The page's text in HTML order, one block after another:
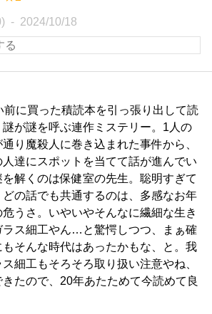
2024/10/18
前に買った積読本を引っ張り出して読
謎が謎を呼ぶ連作ミステリー。1人の
り魔殺人に巻き込まれた事件から、
人達にスポットを当てて話が進んでい
を解くのは保健室の先生。聡明すぎて
の話でも共通するのは、多感なお年
うさ。いやいやそんなに繊細な生き
ラス細工やん…と驚愕しつつ、まぁ確
そんな時代はあったかもな、と。我
細工もそろそろ取り扱い注意やね、
きたので、20年あたためて今読めて良